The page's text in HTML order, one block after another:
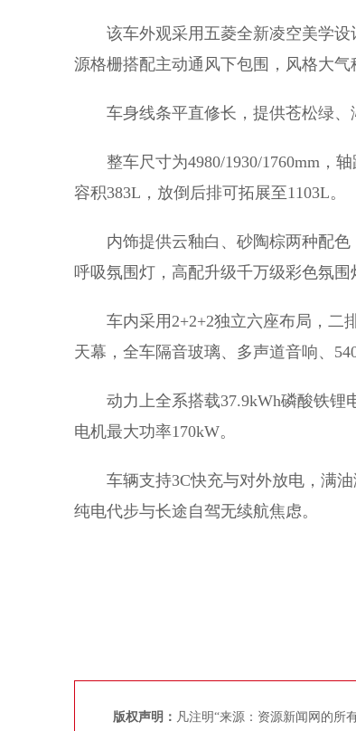
该车外观采用五菱全新凌空美学设
源格栅搭配主动通风下包围，风格大气
车身线条平直修长，提供苍松绿、
整车尺寸为4980/1930/1760mm，轴
容积383L，放倒后排可拓展至1103L。
内饰提供云釉白、砂陶棕两种配色
呼吸氛围灯，高配升级千万级彩色氛围
车内采用2+2+2独立六座布局，二
天幕，全车隔音玻璃、多声道音响、
动力上全系搭载37.9kWh磷酸铁锂电
电机最大功率170kW。
车辆支持3C快充与对外放电，满油
纯电代步与长途自驾无续航焦虑。
版权声明： 凡注明“来源：资源新闻网的所